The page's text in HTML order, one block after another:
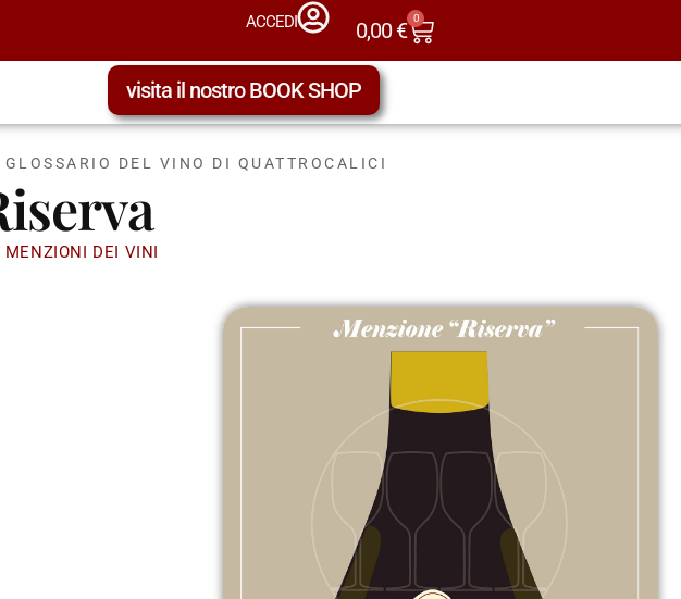
ACCEDI 0,00€ 0
visita il nostro BOOK SHOP
DEL VINO DI QUATTROCALICI
MENZIONI DEI VINI